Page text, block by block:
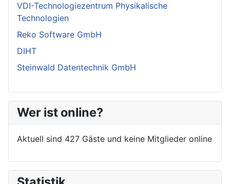
VDI-Technologiezentrum Physikalische
Technologien
Reko Software GmbH
DIHT
Steinwald Datentechnik GmbH
Wer ist online?
Aktuell sind 427 Gäste und keine Mitglieder online